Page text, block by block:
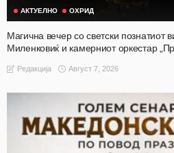
АКТУЕЛНО ОХРИД
Магична вечер со светски познатиот
Миленковиќ и камерниот оркестар
Редакција Август 7, 2026